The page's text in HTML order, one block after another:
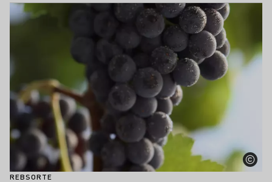
Rote Rebsorten
REBSORTE
Mehr erfahren